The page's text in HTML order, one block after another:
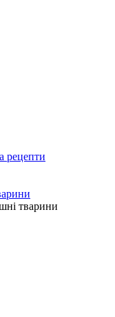
рецепти
тварини